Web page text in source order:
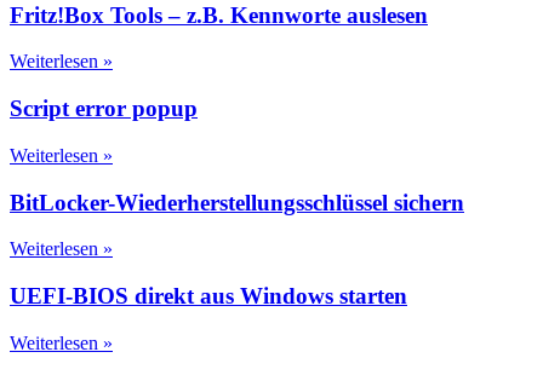
Fritz!Box Tools – z.B. Kennworte auslesen
Weiterlesen »
Script error popup
Weiterlesen »
BitLocker-Wiederherstellungsschlüssel sichern
Weiterlesen »
UEFI-BIOS direkt aus Windows starten
Weiterlesen »